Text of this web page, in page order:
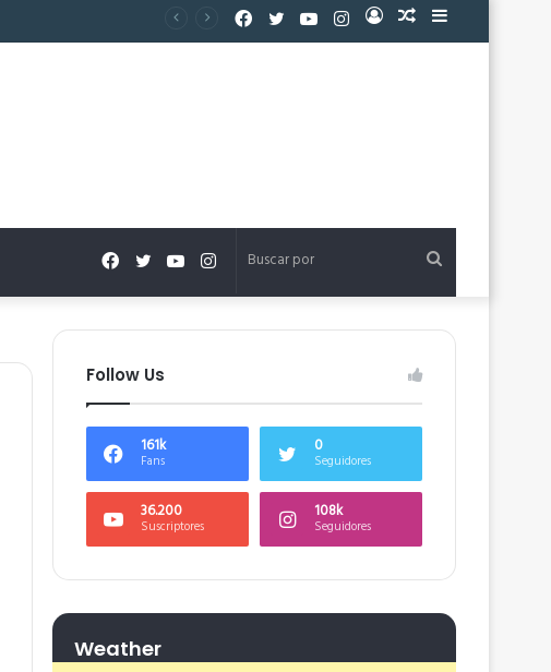
Barra
Publicación
Acceso
Instagram
YouTube
Twitter
Facebook
Buscar
por
Instagram
YouTube
Twitter
Facebook
Follow Us
161k
Fans
0
Seguidores
36.200
Suscriptores
108k
Seguidores
Weather